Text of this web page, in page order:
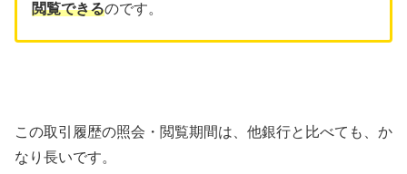
閲覧できるのです。
この取引履歴の照会・閲覧期間は、他銀行と比べても、か
なり長いです。